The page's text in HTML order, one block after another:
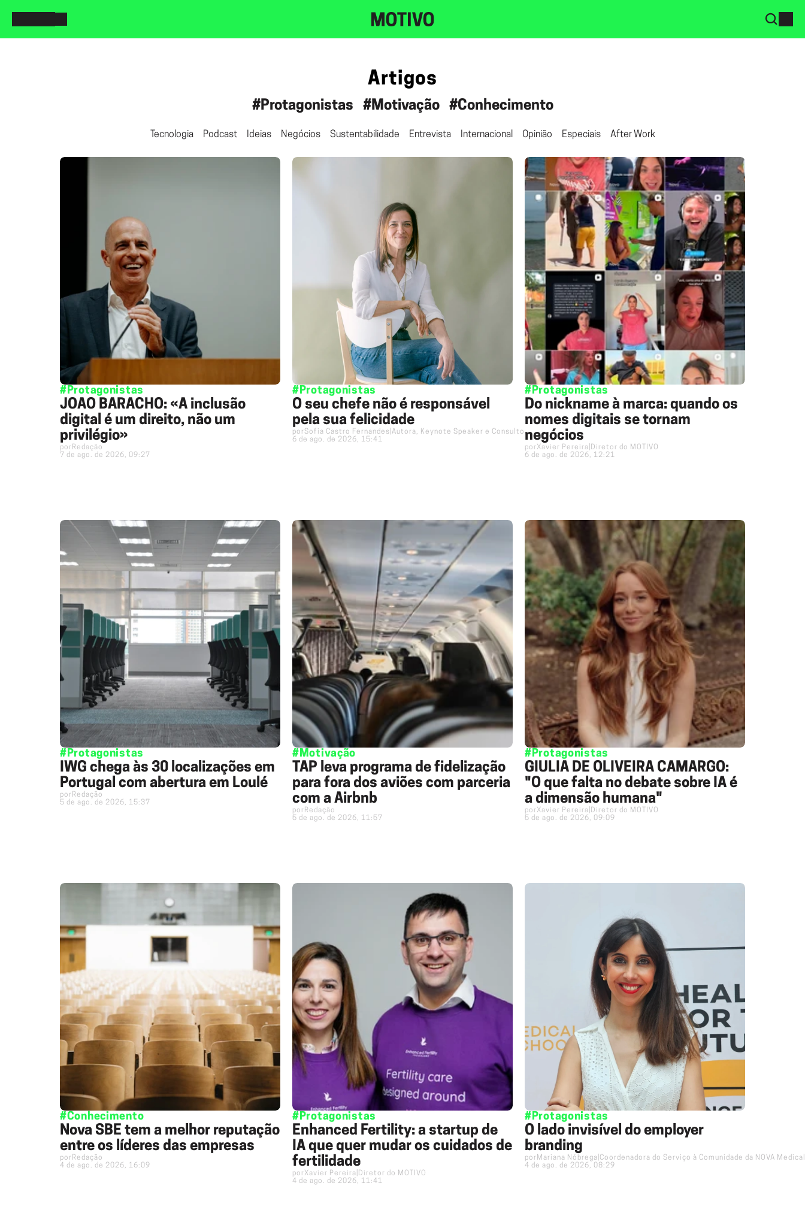
Artigos
#Protagonistas #Motivação #Conhecimento
Tecnologia Podcast Ideias Negócios Sustentabilidade Entrevista Internacional Opinião Especiais After Work
#Protagonistas
JOÃO BARACHO: «A inclusão
digital é um direito, não um
privilégio»
por Redação
7 de ago. de 2026, 09:27
#Protagonistas
O seu chefe não é responsável
pela sua felicidade
porSofia Castro Fernandes Autora, Keynote Speaker e Consultora
6 de ago. de 2026, 15:41
#Protagonistas
Do nickname à marca: quando os
nomes digitais se tornam
negócios
porXavier Pereira Diretor do MOTIVO
6 de ago. de 2026, 12:21
#Protagonistas
IWG chega às 30 localizações em
Portugal com abertura em Loulé
por Redação
5 de ago. de 2026, 15:37
#Motivação
TAP leva programa de fidelização
para fora dos aviões com parceria
com a Airbnb
por Redação
5 de ago. de 2026, 11:57
#Protagonistas
GIULIA DE OLIVEIRA CAMARGO:
"O que falta no debate sobre IA é
a dimensão humana"
porXavier Pereira Diretor do MOTIVO
5 de ago. de 2026, 09:09
#Conhecimento
Nova SBE tem a melhor reputação
entre os líderes das empresas
por Redação
4 de ago. de 2026, 16:09
#Protagonistas
Enhanced Fertility: a startup de
IA que quer mudar os cuidados de
fertilidade
porXavier Pereira Diretor do MOTIVO
4 de ago. de 2026, 11:41
#Protagonistas
O lado invisível do employer
branding
por Mariana Nóbrega Coordenadora do Serviço à Comunidade da NOVA
4 de ago. de 2026, 08:29